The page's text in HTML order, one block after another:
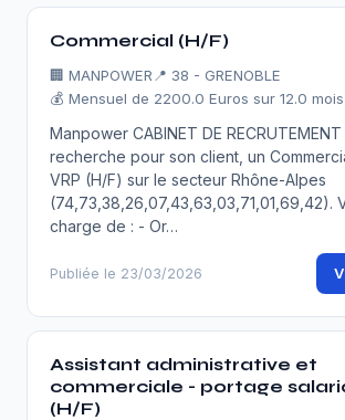
Commercial (H/F)
🏢 MANPOWER 📍 38 - GRENOBLE
💰 Mensuel de 2200.0 Euros sur 12.0 mois
Manpower CABINET DE RECRUTEMENT
recherche pour son client, un
VRP (H/F) sur le secteur Rhône-Alpes
(74,73,38,26,07,43,63,03,71,01,69,42).
charge de : - Or…
Publiée le 23/03/2026
Assistant administrative et
commerciale - portage
(H/F)